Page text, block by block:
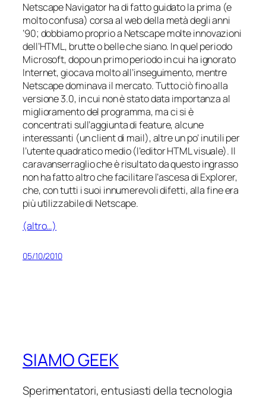
Netscape Navigator ha di fatto guidato la prima (e
molto confusa) corsa al web della metà degli anni
’90; dobbiamo proprio a Netscape molte innovazioni
dell’HTML, brutte o belle che siano. In quel periodo
Microsoft, dopo un primo periodo in cui ha ignorato
Internet, giocava molto all’inseguimento, mentre
Netscape dominava il mercato. Tutto ciò fino alla
versione 3.0, in cui non è stato data importanza al
miglioramento del programma, ma ci si è
concentrati sull’aggiunta difeature, alcune
interessanti (un client di mail), altre un po’ inutili per
l’utente quadratico medio (l’editor HTML visuale). Il
caravanserraglio che è risultato da questo ingrasso
non ha fatto altro che facilitare l’ascesa di Explorer,
che, con tutti i suoi innumerevoli difetti, alla fine era
più utilizzabile di Netscape.
(altro…)
05/10/2010
SIAMO GEEK
Sperimentatori, entusiasti della tecnologia